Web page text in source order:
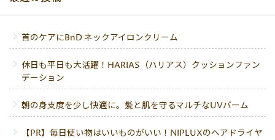
首のケアにBnD ネックアイロンクリーム
休日も平日も大活躍！HARIAS（ハリアス）クッションファン
デーション
朝の身支度を少し快適に。髪と肌を守るマルチなUVバーム
【PR】毎日使い物はいいものがいい！NIPLUXのヘアドライヤ